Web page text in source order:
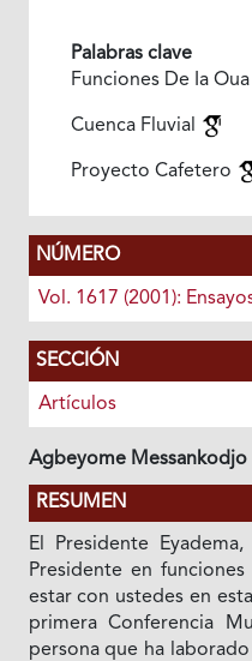
Palabras clave
Funciones De Ia Oua
Cuenca Fluvial
Proyecto Cafetero
NÚMERO
Vol. 1617 (2001):
SECCIÓN
Artículos
Agbeyome Messankodjo
RESUMEN
El Presidente
Presidente en
estar con ustedes en
primera Conferencia
persona que ha